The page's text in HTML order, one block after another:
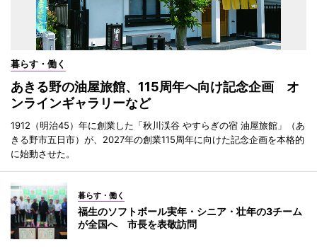
暮らす・働く
あきる野の油屋旅館、115周年へ向け記念企画 オ
ンラインギャラリーなど
1912（明治45）年に創業した「秋川渓谷 やすらぎの宿 油屋旅館」（あ
きる野市五日市）が、2027年の創業115周年に向けた記念企画を本格的
に始動させた。
暮らす・働く
福生のソフトボール実年・シニア・壮年の3チーム
が全国へ 市長を表敬訪問